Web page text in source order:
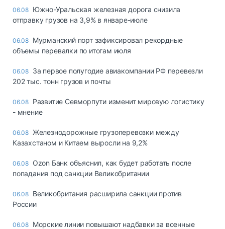
06.08 Южно-Уральская железная дорога снизила
отправку грузов на 3,9% в январе-июле
06.08 Мурманский порт зафиксировал рекордные
объемы перевалки по итогам июля
06.08 За первое полугодие авиакомпании РФ перевезли
202 тыс. тонн грузов и почты
06.08 Развитие Севморпути изменит мировую логистику
- мнение
06.08 Железнодорожные грузоперевозки между
Казахстаном и Китаем выросли на 9,2%
06.08 Ozon Банк объяснил, как будет работать после
попадания под санкции Великобритании
06.08 Великобритания расширила санкции против
России
06.08 Морские линии повышают надбавки за военные